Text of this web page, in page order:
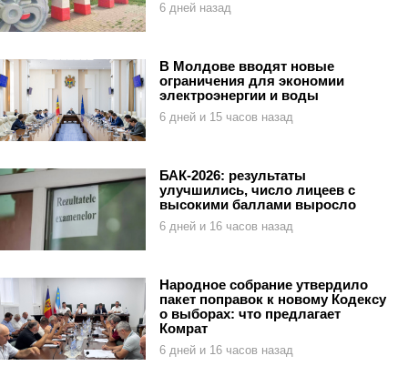
6 дней назад
В Молдове вводят новые
ограничения для экономии
электроэнергии и воды
6 дней и 15 часов назад
БАК-2026: результаты
улучшились, число лицеев с
высокими баллами выросло
6 дней и 16 часов назад
Народное собрание утвердило
пакет поправок к новому Кодексу
о выборах: что предлагает
Комрат
6 дней и 16 часов назад